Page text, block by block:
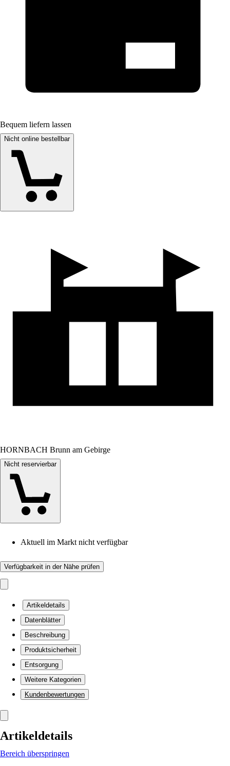
Bequem liefern lassen
Nicht online bestellbar
HORNBACH Brunn am Gebirge
Nicht reservierbar
Aktuell im Markt nicht verfügbar
Verfügbarkeit in der Nähe prüfen
Artikeldetails
Datenblätter
Beschreibung
Produktsicherheit
Entsorgung
Weitere Kategorien
Kundenbewertungen
Artikeldetails
Bereich überspringen